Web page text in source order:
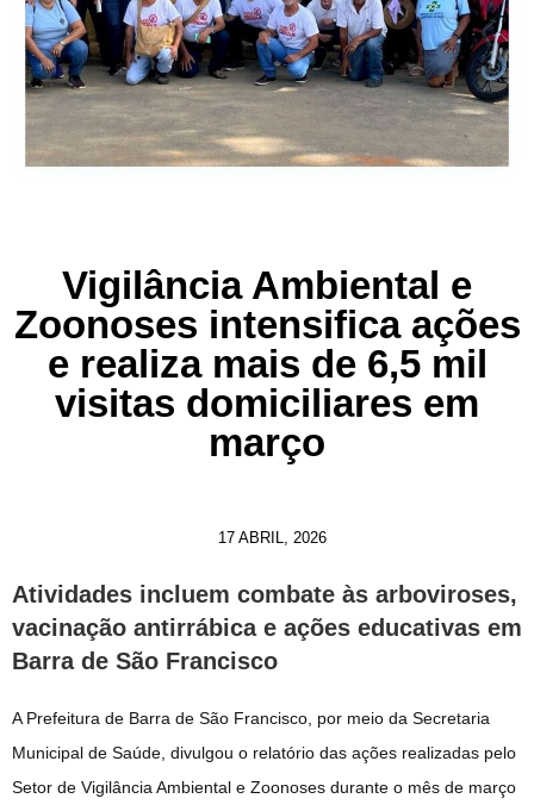
Vigilância Ambiental e
Zoonoses intensifica ações
e realiza mais de 6,5 mil
visitas domiciliares em
março
17 ABRIL, 2026
Atividades incluem combate às arboviroses,
vacinação antirrábica e ações educativas em
Barra de São Francisco
A Prefeitura de Barra de São Francisco, por meio da Secretaria
Municipal de Saúde, divulgou o relatório das ações realizadas pelo
Setor de Vigilância Ambiental e Zoonoses durante o mês de março